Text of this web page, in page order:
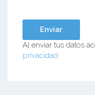
Al enviar tus datos
privacidad